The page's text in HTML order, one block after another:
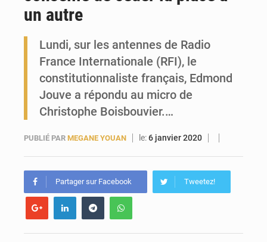
un autre
Lundi, sur les antennes de Radio
France Internationale (RFI), le
constitutionnaliste français, Edmond
Jouve a répondu au micro de
Christophe Boisbouvier.…
PUBLIÉ PAR MEGANE YOUAN le:6 janvier 2020
Partager sur Facebook Tweetez!